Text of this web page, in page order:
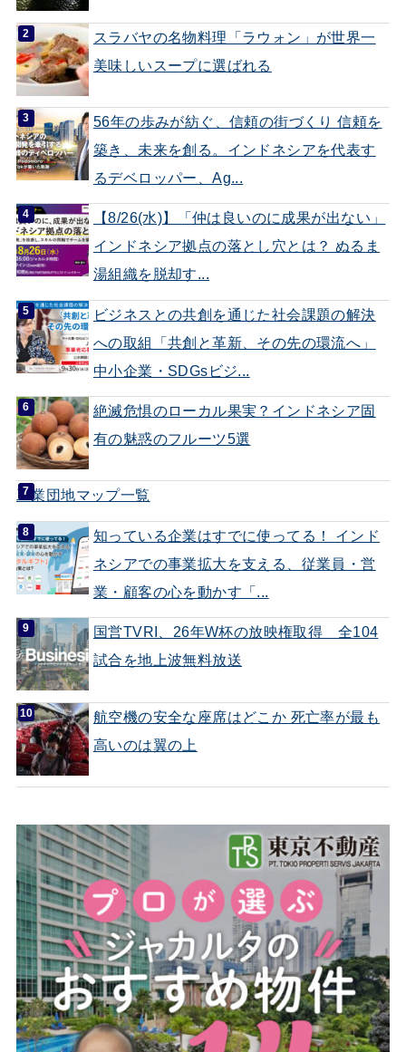
スラバヤの名物料理「ラウォン」が世界一
美味しいスープに選ばれる
56年の歩みが紡ぐ、信頼の街づくり 信頼を
築き、未来を創る。インドネシアを代表す
るデベロッパー、Ag...
【8/26(水)】「仲は良いのに成果が出ない」
インドネシア拠点の落とし穴とは？ ぬるま
湯組織を脱却す...
ビジネスとの共創を通じた社会課題の解決
への取組「共創と革新、その先の環流へ」
中小企業・SDGsビジ...
絶滅危惧のローカル果実？インドネシア固
有の魅惑のフルーツ5選
工業団地マップ一覧
知っている企業はすでに使ってる！ インド
ネシアでの事業拡大を支える、従業員・営
業・顧客の心を動かす「...
国営TVRI、26年W杯の放映権取得 全104
試合を地上波無料放送
航空機の安全な座席はどこか 死亡率が最も
高いのは翼の上